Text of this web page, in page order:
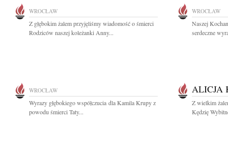
WROCŁAW
Z głębokim żalem przyjęliśmy wiadomość o śmierci
Rodziców naszej koleżanki Anny...
WROCŁAW
Naszej
serdeczne
WROCŁAW
Wyrazy głębokiego współczucia dla Kamila Krupy z
powodu śmierci Taty...
ALICJA
Z wielkim
Kędzię